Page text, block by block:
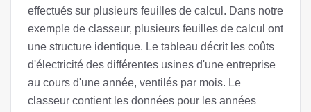
effectués sur plusieurs feuilles de calcul. Dans notre
exemple de classeur, plusieurs feuilles de calcul ont
une structure identique. Le tableau décrit les coûts
d'électricité des différentes usines d'une entreprise
au cours d'une année, ventilés par mois. Le
classeur contient les données pour les années